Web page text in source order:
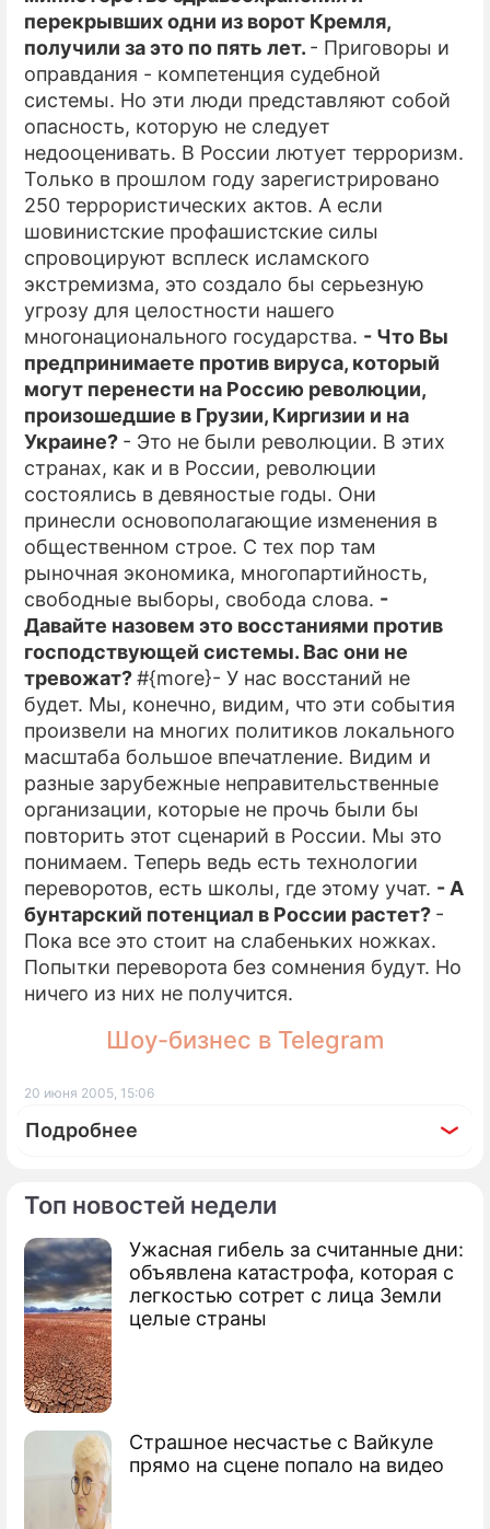
Топ новостей недели
Ужасная гибель за считанные дни:
объявлена катастрофа, которая с
легкостью сотрет с лица Земли
целые страны
Страшное несчастье с Вайкуле
прямо на сцене попало на видео
перекрывших одни из ворот Кремля,
получили за это по пять лет. - Приговоры и
оправдания - компетенция судебной
системы. Но эти люди представляют собой
опасность, которую не следует
недооценивать. В России лютует терроризм.
Только в прошлом году зарегистрировано
250 террористических актов. А если
шовинистские профашистские силы
спровоцируют всплеск исламского
экстремизма, это создало бы серьезную
угрозу для целостности нашего
многонационального государства. - Что Вы
предпринимаете против вируса, который
могут перенести на Россию революции,
произошедшие в Грузии, Киргизии и на
Украине? - Это не были революции. В этих
странах, как и в России, революции
состоялись в девяностые годы. Они
принесли основополагающие изменения в
общественном строе. С тех пор там
рыночная экономика, многопартийность,
свободные выборы, свобода слова. -
Давайте назовем это восстаниями против
господствующей системы. Вас они не
тревожат?#{more}- У нас восстаний не
будет. Мы, конечно, видим, что эти события
произвели на многих политиков локального
масштаба большое впечатление. Видим и
разные зарубежные неправительственные
организации, которые не прочь были бы
повторить этот сценарий в России. Мы это
понимаем. Теперь ведь есть технологии
переворотов, есть школы, где этому учат. - А
бунтарский потенциал в России растет? -
Пока все это стоит на слабеньких ножках.
Попытки переворота без сомнения будут. Но
ничего из них не получится.
Шоу-бизнес в Telegram
20 июня 2005, 15:06
Подробнее
По теме
Бизнесу нужна национальная
ориентация
Тайна встречи Суркова с рокерами
Путин обозначил стратегию развития
страны